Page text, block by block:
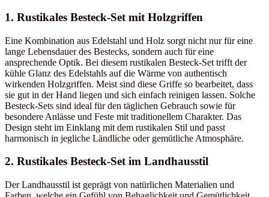
1. Rustikales Besteck-Set mit Holzgriffen
Eine Kombination aus Edelstahl und Holz sorgt nicht nur für eine
lange Lebensdauer des Bestecks, sondern auch für eine
ansprechende Optik. Bei diesem rustikalen Besteck-Set trifft der
kühle Glanz des Edelstahls auf die Wärme von authentisch
wirkenden Holzgriffen. Meist sind diese Griffe so bearbeitet, dass
sie gut in der Hand liegen und sich einfach reinigen lassen. Solche
Besteck-Sets sind ideal für den täglichen Gebrauch sowie für
besondere Anlässe und Feste mit traditionellem Charakter. Das
Design steht im Einklang mit dem rustikalen Stil und passt
harmonisch in jegliche Ländliche oder gemütliche Atmosphäre.
2. Rustikales Besteck-Set im Landhausstil
Der Landhausstil ist geprägt von natürlichen Materialien und